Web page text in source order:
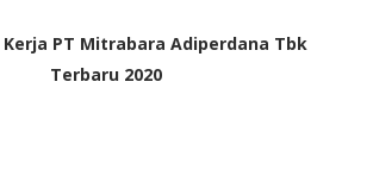
PT Mitrabara Adiperdana Tbk
Terbaru 2020